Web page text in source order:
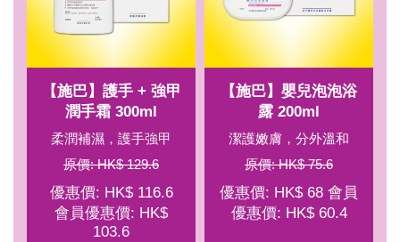
【施巴】護手 + 強甲
潤手霜 300ml
柔潤補濕，護手強甲
原價: HK$ 129.6
優惠價: HK$ 116.6
會員優惠價: HK$
103.6
【施巴】嬰兒泡泡浴
露 200ml
潔護嫩膚，分外溫和
原價: HK$ 75.6
優惠價: HK$ 68 會員
優惠價: HK$ 60.4